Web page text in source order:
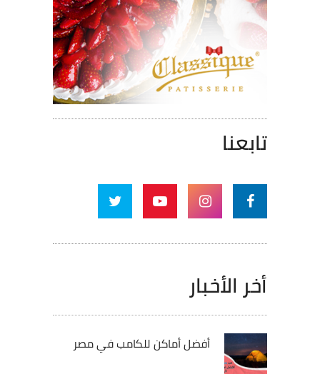
تابعنا
أخر الأخبار
أفضل أماكن للكامب في مصر